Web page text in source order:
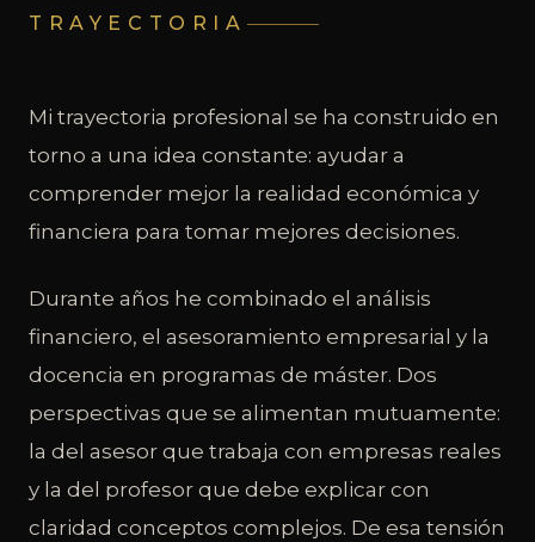
TRAYECTORIA
Mi trayectoria profesional se ha construido en
torno a una idea constante: ayudar a
comprender mejor la realidad económica y
financiera para tomar mejores decisiones.
Durante años he combinado el análisis
financiero, el asesoramiento empresarial y la
docencia en programas de máster. Dos
perspectivas que se alimentan mutuamente:
la del asesor que trabaja con empresas reales
y la del profesor que debe explicar con
claridad conceptos complejos. De esa tensión